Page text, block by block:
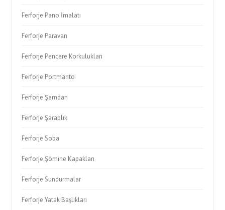
Ferforje Pano İmalatı
Ferforje Paravan
Ferforje Pencere Korkulukları
Ferforje Portmanto
Ferforje Şamdan
Ferforje Şaraplık
Ferforje Soba
Ferforje Şömine Kapakları
Ferforje Sundurmalar
Ferforje Yatak Başlıkları